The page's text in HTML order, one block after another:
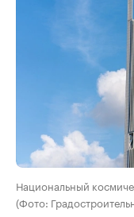
Национальный
(Фото: